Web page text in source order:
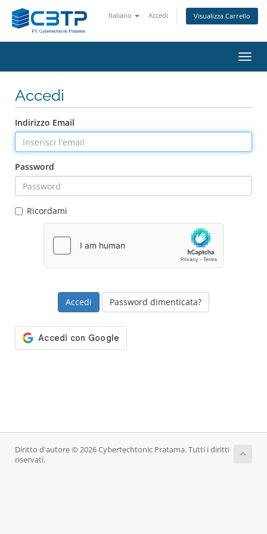
Italiano Accedi Visualizza Carrello
Attiva
Accedi
Indirizzo Email
Password
Ricordami
Password dimenticata?
Diritto d'autore © 2026 Cybertechtonic Pratama. Tutti i diritti
riservati.